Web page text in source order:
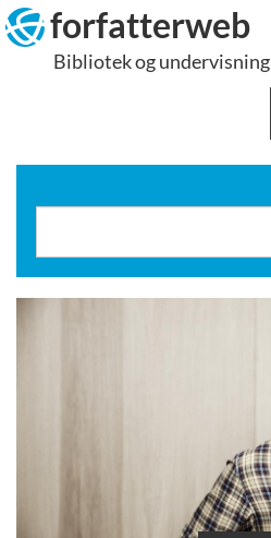
Hop
til
indhold
forfatterweb
Bibliotek og undervisning